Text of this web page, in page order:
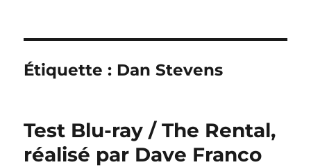
Étiquette : Dan Stevens
Test Blu-ray / The Rental,
réalisé par Dave Franco